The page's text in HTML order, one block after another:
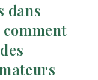
dans